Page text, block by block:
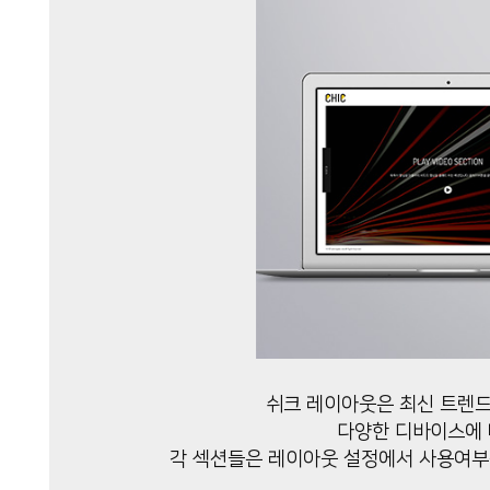
쉬크 레이아웃은 최신 트렌
다양한 디바이스
각 섹션들은 레이아웃 설정에서 사용여